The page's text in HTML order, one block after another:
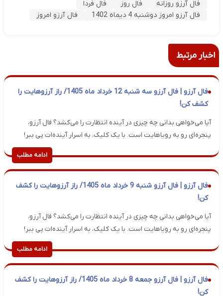
فال آرزو روزانه
فال روز
فال فردا
فال آرزو امروز دوشنبه 4 دیماه 1402
فال آرزو امروز
اخبار مرتبط
فال آرزو | فال آرزو سه شنبه 12 خرداد ماه 1405/ راز آرزوهایت را
کشف کن!
آیا می‌خواهی بدانی چه چیزی در آینده انتظارت را می‌کشد؟ فال آرزو،
پنجره‌ای رو به رویاهایت است. با یک کلیک، به اسرار آینده‌ات پی ببر!
ادامه مطلب
فال آرزو | فال آرزو شنبه 9 خرداد ماه 1405/ راز آرزوهایت را کشف
کن!
آیا می‌خواهی بدانی چه چیزی در آینده انتظارت را می‌کشد؟ فال آرزو،
پنجره‌ای رو به رویاهایت است. با یک کلیک، به اسرار آینده‌ات پی ببر!
ادامه مطلب
فال آرزو | فال آرزو جمعه 8 خرداد ماه 1405/ راز آرزوهایت را کشف
کن!